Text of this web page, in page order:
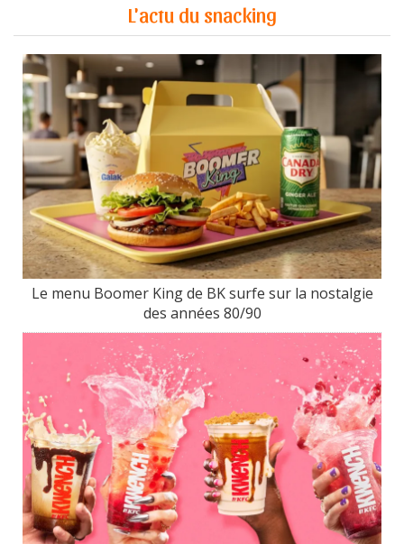
L'actu du snacking
Le menu Boomer King de BK surfe sur la nostalgie
des années 80/90